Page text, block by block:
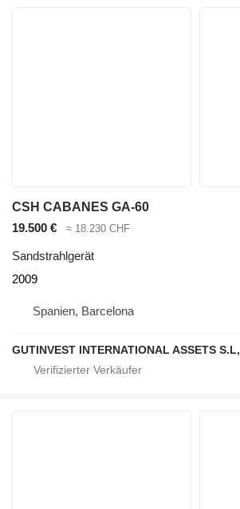
CSH CABANES GA-60
19.500 €
≈ 18.230 CHF
Sandstrahlgerät
2009
Spanien, Barcelona
GUTINVEST INTERNATIONAL ASSETS S.L,